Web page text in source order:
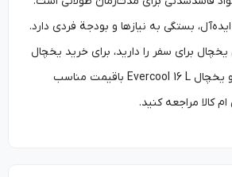
بستگی به نیازها و بودجة فردی دارد.
برای سفر را دارید، برای خرید یخچال
و فریزر Powerology و یخچال Evercool 16 L باقیمت مناسب
مراجعه کنید.